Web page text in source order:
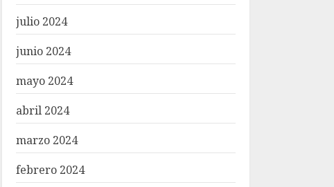
julio 2024
junio 2024
mayo 2024
abril 2024
marzo 2024
febrero 2024